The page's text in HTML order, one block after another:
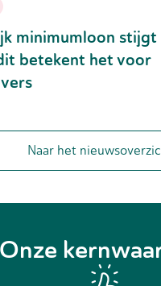
minimumloon stijgt
betekent het voor
Naar het
Onze